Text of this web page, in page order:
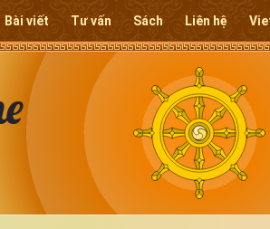
Bài viết Tư vấn Sách Liên hệ